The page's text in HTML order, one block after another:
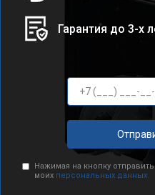
Гарантия до 3-х
Нажимая на кнопку
моих персональных данных.